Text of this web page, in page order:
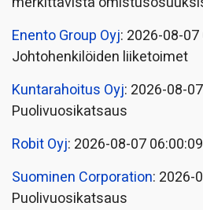
Enento Group Oyj: 2026-08-07
Johtohenkilöiden liiketoimet
Kuntarahoitus Oyj: 2026-08-
Puolivuosikatsaus
Robit Oyj: 2026-08-07
Suominen Corporation: 2026-
Puolivuosikatsaus